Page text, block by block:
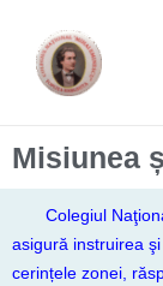
content
Misiunea
Colegiul Naţional
asigură instruirea
cerințele zonei,